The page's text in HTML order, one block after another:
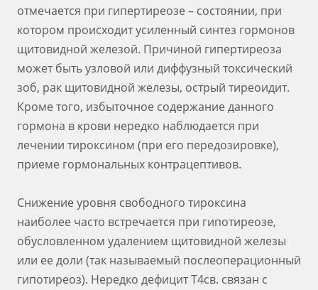
отмечается при гипертиреозе – состоянии, при
котором происходит усиленный синтез гормонов
щитовидной железой. Причиной гипертиреоза
может быть узловой или диффузный токсический
зоб, рак щитовидной железы, острый тиреоидит.
Кроме того, избыточное содержание данного
гормона в крови нередко наблюдается при
лечении тироксином (при его передозировке),
приеме гормональных контрацептивов.
Снижение уровня свободного тироксина
наиболее часто встречается при гипотиреозе,
обусловленном удалением щитовидной железы
или ее доли (так называемый послеоперационный
гипотиреоз). Нередко дефицит Т4св. связан с